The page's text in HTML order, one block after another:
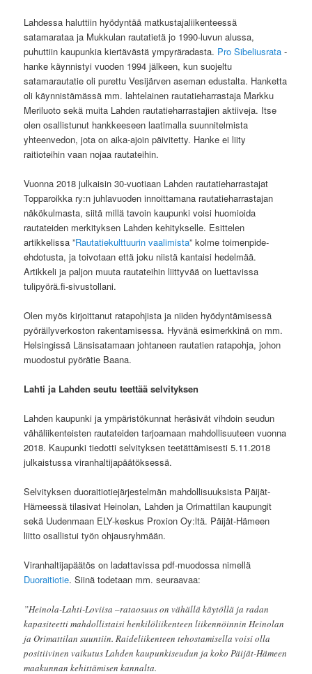
Lahdessa haluttiin hyödyntää matkustajaliikenteessä
satamarataa ja Mukkulan rautatietä jo 1990-luvun alussa,
puhuttiin kaupunkia kiertävästä ympyräradasta. Pro Sibeliusrata -
hanke käynnistyi vuoden 1994 jälkeen, kun suojeltu
satamarautatie oli purettu Vesijärven aseman edustalta. Hanketta
oli käynnistämässä mm. lahtelainen rautatieharrastaja Markku
Meriluoto sekä muita Lahden rautatieharrastajien aktiiveja. Itse
olen osallistunut hankkeeseen laatimalla suunnitelmista
yhteenvedon, jota on aika-ajoin päivitetty. Hanke ei liity
raitioteihin vaan nojaa rautateihin.
Vuonna 2018 julkaisin 30-vuotiaan Lahden rautatieharrastajat
Topparoikka ry:n juhlavuoden innoittamana rautatieharrastajan
näkökulmasta, siitä millä tavoin kaupunki voisi huomioida
rautateiden merkityksen Lahden kehitykselle. Esittelen
artikkelissa ”Rautatiekulttuurin vaalimista” kolme toimenpide-
ehdotusta, ja toivotaan että joku niistä kantaisi hedelmää.
Artikkeli ja paljon muuta rautateihin liittyvää on luettavissa
tulipyörä.fi-sivustollani.
Olen myös kirjoittanut ratapohjista ja niiden hyödyntämisessä
pyöräilyverkoston rakentamisessa. Hyvänä esimerkkinä on mm.
Helsingissä Länsisatamaan johtaneen rautatien ratapohja, johon
muodostui pyörätie Baana.
Lahti ja Lahden seutu teettää selvityksen
Lahden kaupunki ja ympäristökunnat heräsivät vihdoin seudun
vähäliikenteisten rautateiden tarjoamaan mahdollisuuteen vuonna
2018. Kaupunki tiedotti selvityksen teetättämisesti 5.11.2018
julkaistussa viranhaltijapäätöksessä.
Selvityksen duoraitiotiejärjestelmän mahdollisuuksista Päijät-
Hämeessä tilasivat Heinolan, Lahden ja Orimattilan kaupungit
sekä Uudenmaan ELY-keskus Proxion Oy:ltä. Päijät-Hämeen
liitto osallistui työn ohjausryhmään.
Viranhaltijapäätös on ladattavissa pdf-muodossa nimellä
Duoraitiotie. Siinä todetaan mm. seuraavaa:
”Heinola-Lahti-Loviisa –rataosuus on vähällä käytöllä ja radan
kapasiteetti mahdollistaisi henkilöliikenteen liikennöinnin Heinolan
ja Orimattilan suuntiin. Raideliikenteen tehostamisella voisi olla
positiivinen vaikutus Lahden kaupunkiseudun ja koko Päijät-Hämeen
maakunnan kehittämisen kannalta.